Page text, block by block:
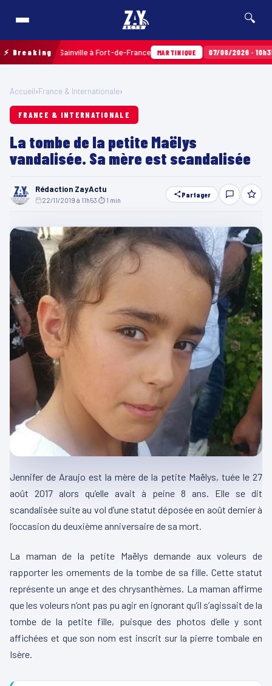
🔍
⚡ Breaking
Terres Sainville à Fort-de-France MARTINIQUE 07/08/2026 · 10h35
Accueil›France & Internationale›
FRANCE & INTERNATIONALE
La tombe de la petite Maëlys
vandalisée. Sa mère est scandalisée
Rédaction ZayActu
22/11/2019 à 11h53 ⏱ 1 min
Partager
Jennifer de Araujo est la mère de la petite Maëlys, tuée le 27
août 2017 alors qu’elle avait à peine 8 ans. Elle se dit
scandalisée suite au vol d’une statut déposée en août dernier à
l’occasion du deuxième anniversaire de sa mort.
La maman de la petite Maëlys demande aux voleurs de
rapporter les ornements de la tombe de sa fille. Cette statut
représente un ange et des chrysanthèmes. La maman affirme
que les voleurs n’ont pas pu agir en ignorant qu’il s’agissait de la
tombe de la petite fille, puisque des photos d’elle y sont
affichées et que son nom est inscrit sur la pierre tombale en
Isère.